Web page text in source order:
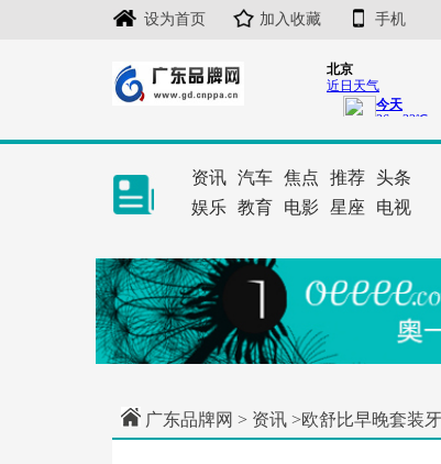
设为首页 加入收藏 手机
资讯 汽车 焦点 推荐 头条
娱乐 教育 电影 星座 电视
广东品牌网 > 资讯 >欧舒比早晚套装